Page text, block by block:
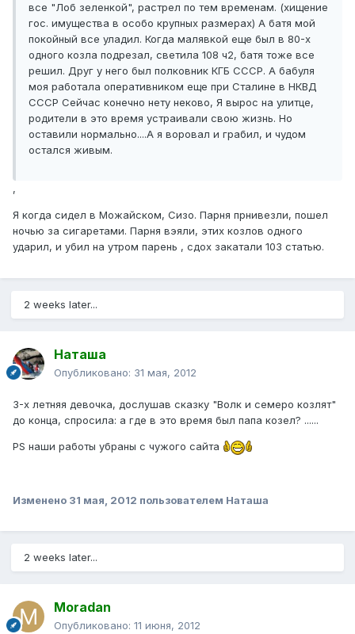
все "Лоб зеленкой", растрел по тем временам. (хищение
гос. имущества в особо крупных размерах) А батя мой
покойный все уладил. Когда малявкой еще был в 80-х
одного козла подрезал, светила 108 ч2, батя тоже все
решил. Друг у него был полковник КГБ СССР. А бабуля
моя работала оперативником еще при Сталине в НКВД
СССР Сейчас конечно нету неково, Я вырос на улитце,
родители в это время устраивали свою жизнь. Но
оставили нормально....А я воровал и грабил, и чудом
остался живым.
,
Я когда сидел в Можайском, Сизо. Парня прнивезли, пошел
ночью за сигаретами. Парня вэяли, этих козлов одного
ударил, и убил на утром парень , сдох закатали 103 статью.
2 weeks later...
Наташа
Опубликовано: 31 мая, 2012
3-х летняя девочка, дослушав сказку "Волк и семеро козлят"
до конца, спросила: а где в это время был папа козел? ......
PS наши работы убраны с чужого сайта
Изменено 31 мая, 2012 пользователем Наташа
2 weeks later...
Moradan
Опубликовано: 11 июня, 2012